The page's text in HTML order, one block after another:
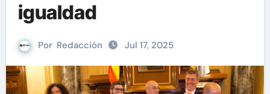
igualdad
Por Redacción Jul 17, 2025